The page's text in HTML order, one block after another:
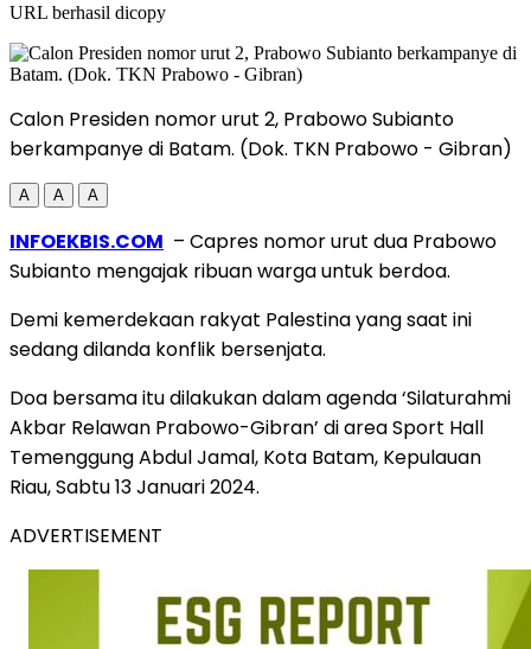
URL berhasil dicopy
Calon Presiden nomor urut 2, Prabowo Subianto
berkampanye di Batam. (Dok. TKN Prabowo - Gibran)
A A A
INFOEKBIS.COM – Capres nomor urut dua Prabowo
Subianto mengajak ribuan warga untuk berdoa.
Demi kemerdekaan rakyat Palestina yang saat ini
sedang dilanda konflik bersenjata.
Doa bersama itu dilakukan dalam agenda ‘Silaturahmi
Akbar Relawan Prabowo-Gibran’ di area Sport Hall
Temenggung Abdul Jamal, Kota Batam, Kepulauan
Riau, Sabtu 13 Januari 2024.
ADVERTISEMENT